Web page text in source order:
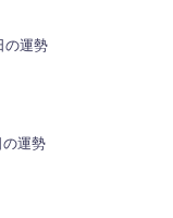
の運勢
の運勢